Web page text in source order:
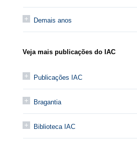
Demais anos
Veja mais publicações do IAC
Publicações IAC
Bragantia
Biblioteca IAC